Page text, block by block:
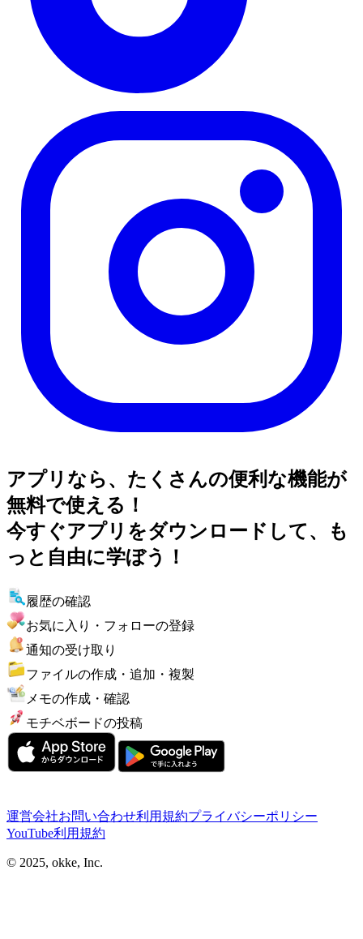
アプリなら、たくさんの便利な機能が
無料で使える！
今すぐアプリをダウンロードして、も
っと自由に学ぼう！
履歴の確認
お気に入り・フォローの登録
通知の受け取り
ファイルの作成・追加・複製
メモの作成・確認
モチベボードの投稿
運営会社お問い合わせ利用規約プライバシーポリシー
YouTube利用規約
© 2025, okke, Inc.